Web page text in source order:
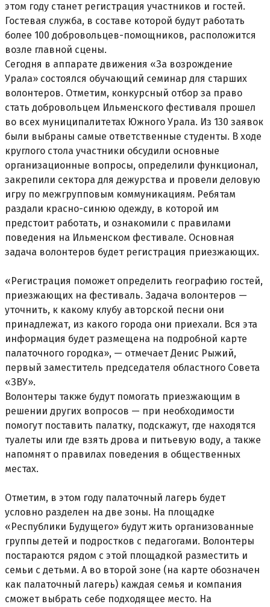
этом году станет регистрация участников и гостей.
Гостевая служба, в составе которой будут работать
более 100 добровольцев-помощников, расположится
возле главной сцены.
Сегодня в аппарате движения «За возрождение
Урала» состоялся обучающий семинар для старших
волонтеров. Отметим, конкурсный отбор за право
стать добровольцем Ильменского фестиваля прошел
во всех муниципалитетах Южного Урала. Из 130 заявок
были выбраны самые ответственные студенты. В ходе
круглого стола участники обсудили основные
организационные вопросы, определили функционал,
закрепили сектора для дежурства и провели деловую
игру по межгрупповым коммуникациям. Ребятам
раздали красно-синюю одежду, в которой им
предстоит работать, и ознакомили с правилами
поведения на Ильменском фестивале. Основная
задача волонтеров будет регистрация приезжающих.
«Регистрация поможет определить географию гостей,
приезжающих на фестиваль. Задача волонтеров —
уточнить, к какому клубу авторской песни они
принадлежат, из какого города они приехали. Вся эта
информация будет размещена на подробной карте
палаточного городка», — отмечает Денис Рыжий,
первый заместитель председателя областного Совета
«ЗВУ».
Волонтеры также будут помогать приезжающим в
решении других вопросов — при необходимости
помогут поставить палатку, подскажут, где находятся
туалеты или где взять дрова и питьевую воду, а также
напомнят о правилах поведения в общественных
местах.
Отметим, в этом году палаточный лагерь будет
условно разделен на две зоны. На площадке
«Республики Будущего» будут жить организованные
группы детей и подростков с педагогами. Волонтеры
постараются рядом с этой площадкой разместить и
семьи с детьми. А во второй зоне (на карте обозначен
как палаточный лагерь) каждая семья и компания
сможет выбрать себе подходящее место. На